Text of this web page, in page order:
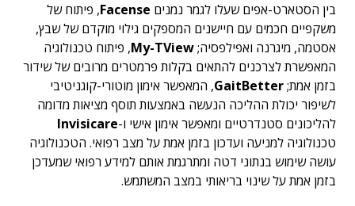
בין הסטארט-אפים שעלו לגמר נמנים Facense, פיתוח של
משקפיים חכמים עם חיישנים המספקים גילוי מוקדם של שבץ,
אסטמה, מיגרנה ואפילפסיה;My-TView, פיתוח טכנולוגיה
המאפשרת לצרכנים להתאים בקלות פרמטרים מרובים של שידור
בזמן אמת;GaitBetter, המאפשר אימון מוטורי-קוגניטיבי
לשיפור יכולת ההליכה הנעשה באמצעות תוסף מציאות מדומה
להליכונים סטנדרטיים ומאפשר אימון אישי ו-Invisicare
טכנולוגיה למניעה ועדכון בזמן אמת על מצב רפואי. הטכנולוגיה
עושה שימוש בנתוני דטה ומתרגמת אותם למידע רפואי שמעדכן
בזמן אמת על שינוי בריאותי במצב המשתמש.